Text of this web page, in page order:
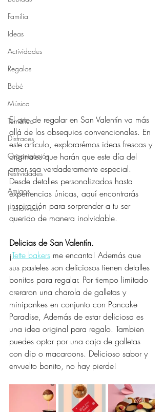
Familia
Ideas
Actividades
Regalos
Bebé
Música
Temática
Disfraces
Organización
Festividades
Amigos
Halloween
El arte de regalar en San Valentín va más
allá de los obsequios convencionales. En
este artículo, explorarémos ideas frescas y
originales que harán que este día del
amor sea verdaderamente especial.
Desde detalles personalizados hasta
experiencias únicas, aquí encontrarás
inspiración para sorprender a tu ser
querido de manera inolvidable.
Delicias de San Valentín.
¡Tette bakers me encanta! Además que
sus pasteles son deliciosos tienen detalles
bonitos para regalar. Por tiempo limitado
creraron una charola de galletas y
minipankes en conjunto con Pancake
Paradise, Además de estar deliciosa es
una idea original para regalo. Tambien
puedes optar por una caja de galletas
con dip o macaroons. Delicioso sabor y
envuelto bonito, no hay pierde!